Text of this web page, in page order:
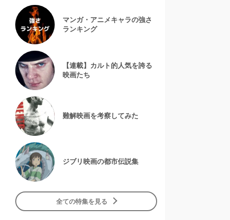
マンガ・アニメキャラの強さ
ランキング
【連載】カルト的人気を誇る
映画たち
難解映画を考察してみた
ジブリ映画の都市伝説集
全ての特集を見る